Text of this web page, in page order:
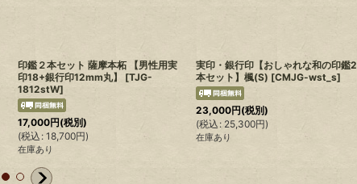
印鑑２本セット 薩摩本柘 【男性用実
印18+銀行印12mm丸】
[TJG-
1812stW]
17,000円(税別)
(税込 : 18,700円)
在庫あり
実印・銀行印【おしゃれな和の印鑑2
本セット】楓(S) [CMJG-wst_s]
23,000円(税別)
(税込 : 25,300円)
在庫あり